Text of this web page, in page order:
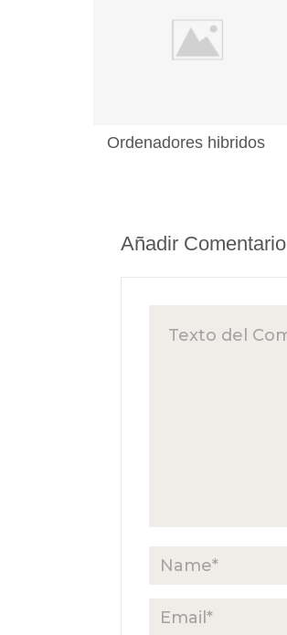
Ordenadores hibridos
Añadir Comentario